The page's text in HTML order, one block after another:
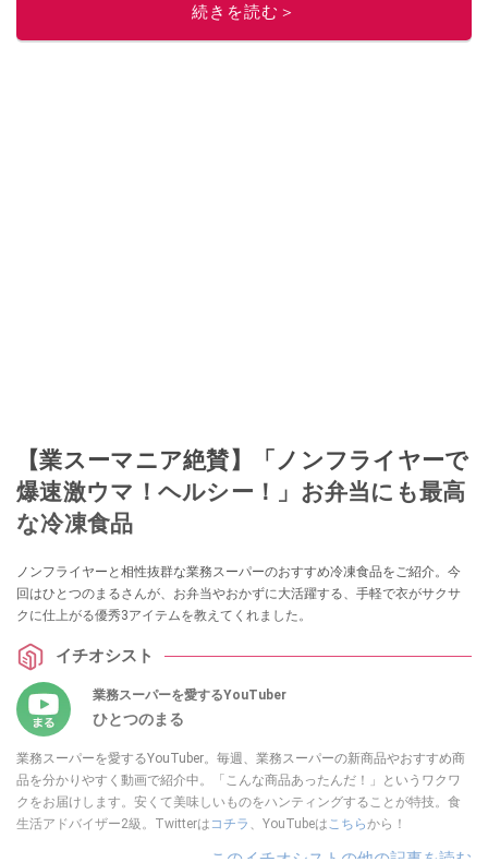
続きを読む＞
【業スーマニア絶賛】「ノンフライヤーで
爆速激ウマ！ヘルシー！」お弁当にも最高
な冷凍食品
ノンフライヤーと相性抜群な業務スーパーのおすすめ冷凍食品をご紹介。今
回はひとつのまるさんが、お弁当やおかずに大活躍する、手軽で衣がサクサ
クに仕上がる優秀3アイテムを教えてくれました。
イチオシスト
業務スーパーを愛するYouTuber
ひとつのまる
業務スーパーを愛するYouTuber。毎週、業務スーパーの新商品やおすすめ商
品を分かりやすく動画で紹介中。「こんな商品あったんだ！」というワクワ
クをお届けします。安くて美味しいものをハンティングすることが特技。食
生活アドバイザー2級。Twitterは コチラ 、YouTubeは こちらから！